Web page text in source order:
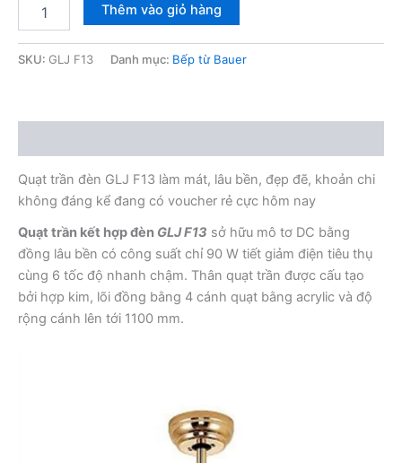
GLJ
Thêm vào giỏ hàng
SKU: GLJ F13 Danh mục: Bếp từ Bauer
Quạt trần đèn GLJ F13 làm mát, lâu bền, đẹp đẽ, khoản chi
không đáng kể đang có voucher rẻ cực hôm nay
Quạt trần kết hợp đèn GLJ F13 sở hữu mô tơ DC bằng
đồng lâu bền có công suất chỉ 90 W tiết giảm điện tiêu thụ
cùng 6 tốc độ nhanh chậm. Thân quạt trần được cấu tạo
bởi hợp kim, lõi đồng bằng 4 cánh quạt bằng acrylic và độ
rộng cánh lên tới 1100 mm.